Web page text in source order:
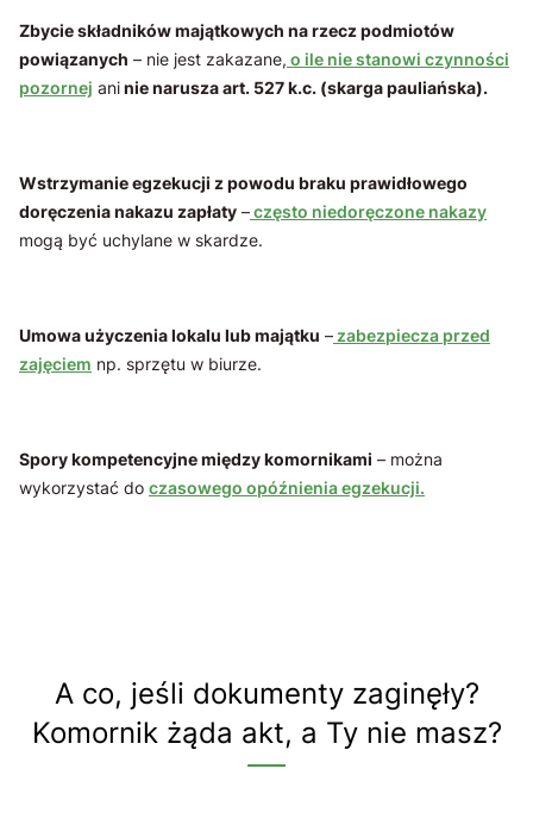
Zbycie składników majątkowych na rzecz podmiotów
powiązanych – nie jest zakazane, o ile nie stanowi czynności
pozornej aninie narusza art. 527 k.c. (skarga pauliańska).
Wstrzymanie egzekucji z powodu braku prawidłowego
doręczenia nakazu zapłaty –często niedoręczone nakazy
mogą być uchylane w skardze.
Umowa użyczenia lokalu lub majątku – zabezpiecza przed
zajęciem np. sprzętu w biurze.
Spory kompetencyjne między komornikami – można
wykorzystać do czasowego opóźnienia egzekucji.
A co, jeśli dokumenty zaginęły?
Komornik żąda akt, a Ty nie masz?